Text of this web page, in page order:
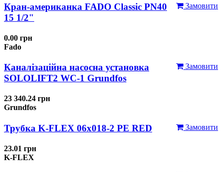
Замовити
Кран-американка FADO Classic PN40
15 1/2"
0.00 грн
Fado
Замовити
Каналізаційна насосна установка
SOLOLIFT2 WC-1 Grundfos
23 340.24 грн
Grundfos
Замовити
Трубка K-FLEX 06x018-2 РЕ RED
23.01 грн
K-FLEX